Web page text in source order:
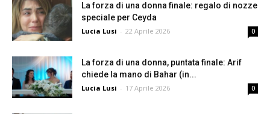
La forza di una donna finale: regalo di nozze
speciale per Ceyda
Lucia Lusi - 22 Aprile 2026 0
La forza di una donna, puntata finale: Arif
chiede la mano di Bahar (in...
Lucia Lusi - 17 Aprile 2026 0